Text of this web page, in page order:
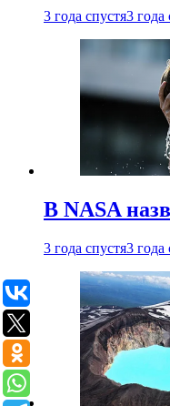
3 года спустя3 года
В NASA
3 года спустя3 года